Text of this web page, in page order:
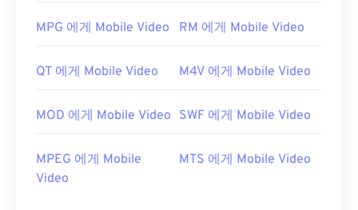
MPG 에게 Mobile Video RM 에게 Mobile Video
QT 에게 Mobile Video M4V 에게 Mobile Video
MOD 에게 Mobile Video SWF 에게 Mobile Video
MPEG 에게 Mobile
Video
MTS 에게 Mobile Video